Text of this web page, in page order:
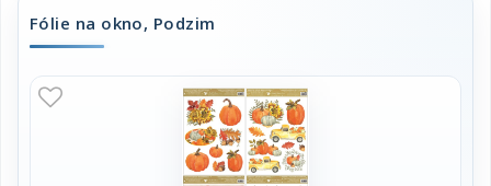
2. Fólie se snadno aplikuje sejmutím z
podkladového papíru a umístěním na hladkou
plochu.
3. Fólii přiložte a vyhlaďte případné bublinky
rukou nebo suchým hadříkem.
4. Po použití je možné je uložit na původní
podkladový papír a uskladnit na další
Fólie na okno, Podzim